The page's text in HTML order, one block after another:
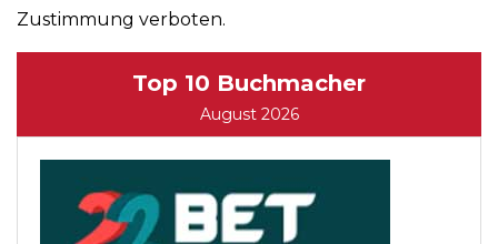
Zustimmung verboten.
Top 10 Buchmacher
August 2026